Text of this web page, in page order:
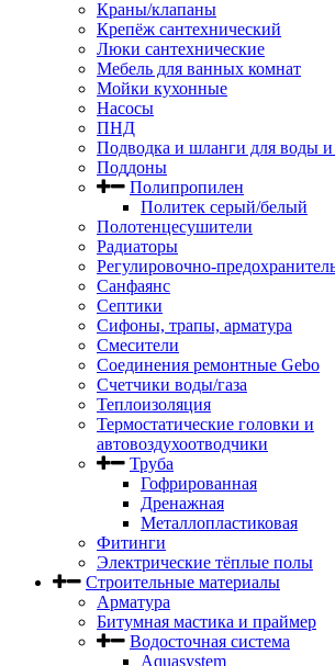
Краны/клапаны
Крепёж сантехнический
Люки сантехнические
Мебель для ванных комнат
Мойки кухонные
Насосы
ПНД
Подводка и шланги для воды и
Поддоны
Полипропилен
Политек серый/белый
Полотенцесушители
Радиаторы
Регулировочно-
Санфаянс
Септики
Сифоны, трапы, арматура
Смесители
Соединения ремонтные Gebo
Счетчики воды/газа
Теплоизоляция
Термостатические головки и
автовоздухоотводчики
Труба
Гофрированная
Дренажная
Металлопластиковая
Фитинги
Электрические тёплые полы
Строительные материалы
Арматура
Битумная мастика и праймер
Водосточная система
Aquasystem